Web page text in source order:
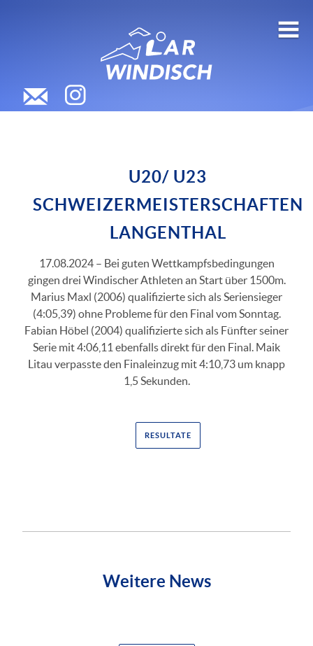
U20/ U23
SCHWEIZERMEISTERSCHAFTEN
LANGENTHAL
17.08.2024 – Bei guten Wettkampfsbedingungen
gingen drei Windischer Athleten an Start über 1500m.
Marius Maxl (2006) qualifizierte sich als Seriensieger
(4:05,39) ohne Probleme für den Final vom Sonntag.
Fabian Höbel (2004) qualifizierte sich als Fünfter seiner
Serie mit 4:06,11 ebenfalls direkt für den Final. Maik
Litau verpasste den Finaleinzug mit 4:10,73 um knapp
1,5 Sekunden.
RESULTATE
Weitere News